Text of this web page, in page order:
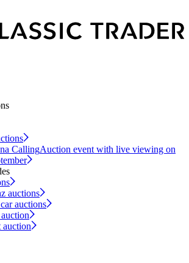
CallingAuction event with live viewing on
auctions
auctions